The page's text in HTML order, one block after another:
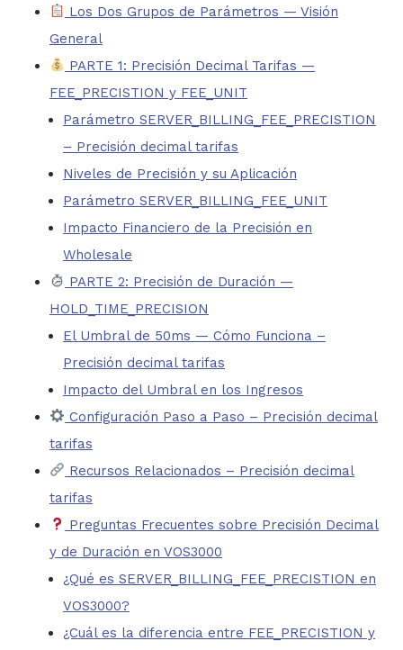
Los Dos Grupos de Parámetros — Visión
General
PARTE 1: Precisión Decimal Tarifas —
FEE_PRECISTION y FEE_UNIT
Parámetro SERVER_BILLING_FEE_PRECISTION
– Precisión decimal tarifas
Niveles de Precisión y su Aplicación
Parámetro SERVER_BILLING_FEE_UNIT
Impacto Financiero de la Precisión en
Wholesale
PARTE 2: Precisión de Duración —
HOLD_TIME_PRECISION
El Umbral de 50ms — Cómo Funciona –
Precisión decimal tarifas
Impacto del Umbral en los Ingresos
Configuración Paso a Paso – Precisión decimal
tarifas
Recursos Relacionados – Precisión decimal
tarifas
Preguntas Frecuentes sobre Precisión Decimal
y de Duración en VOS3000
¿Qué es SERVER_BILLING_FEE_PRECISTION en
VOS3000?
¿Cuál es la diferencia entre FEE_PRECISTION y